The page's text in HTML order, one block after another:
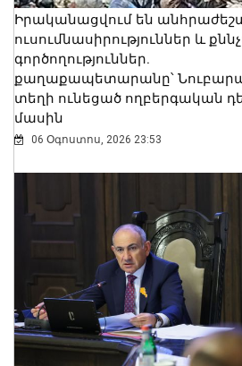
Իրականացվում են
ուսումնասիրություններ և
գործողություններ.
քաղաքապետարանը՝
տեղի ունեցած ողբերգական
մասին
06 Օգոստոս, 2026 23:53